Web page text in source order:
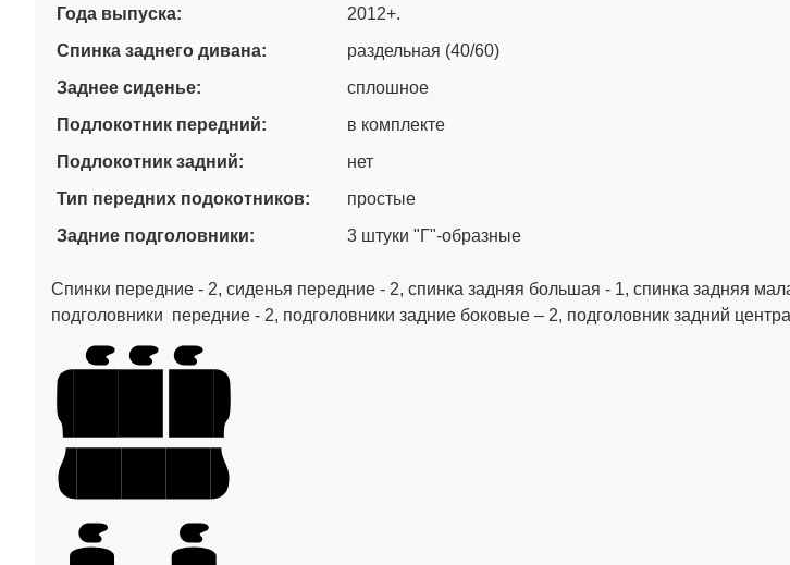
Года выпуска:
2012+.
Спинка заднего дивана:
раздельная (40/60)
Заднее сиденье:
сплошное
Подлокотник передний:
в комплекте
Подлокотник задний:
нет
Тип передних подокотников:
простые
Задние подголовники:
3 штуки "Г"-образные
Спинки передние - 2, сиденья передние - 2, спинка задняя большая - 1, спинка задняя
подголовники передние - 2, подголовники задние боковые – 2, подголовник задний